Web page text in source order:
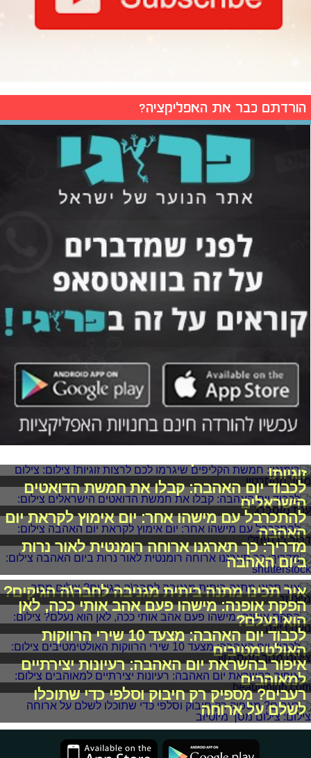
הורדתם כבר את האפליקציה?
זוגיות!
לכבוד יום האהבה: קבלו את חמשת הדואטים
הישראלים
להתכרבל עם מישהו אחר: יום אימוץ לקראת יום
האהבה
מדריך: כך תארגנו ארוחה רומנטית לאור נרות
ביום האהבה
איך תכינו מתנה ביתית מגניבה לחבר\ה הגיקים?
הפקת אופנה: מישהו פעם אהב אותי ככה, לאן
הוא נעלם?
לכבוד יום האהבה: מצעד 10 שירי הרווקות
האולטימטיבים
איפור בהשראת יום האהבה: רעיונות יצירתיים
למאוהבים
רעבים? מספיק רק חיבוק וסלפי כדי שתוכלו
לשלם על ארוחה